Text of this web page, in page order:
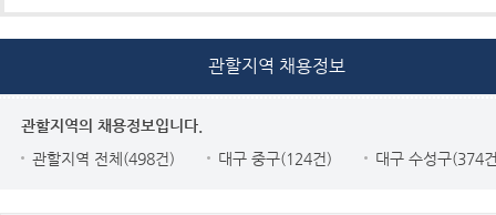
관할지역 채용정보
관할지역의 채용정보입니다.
관할지역 전체(498건)
대구 중구(124건) 대구 수성구(374